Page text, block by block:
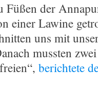
Füßen der
einer Lawine
uns mit
mussten
berichtete